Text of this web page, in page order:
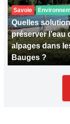
Savoie
Quelles
préserver l’eau
alpages dans
Bauges ?